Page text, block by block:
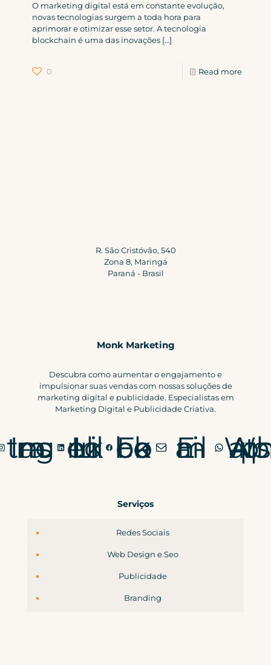
O marketing digital está em constante evolução,
novas tecnologias surgem a toda hora para
aprimorar e otimizar esse setor. A tecnologia
blockchain é uma das inovações […]
0 Read more
R. São Cristóvão, 540
Zona 8, Maringá
Paraná - Brasil
Monk Marketing
Descubra como aumentar o engajamento e
impulsionar suas vendas com nossas soluções de
marketing digital e publicidade. Especialistas em
Marketing Digital e Publicidade Criativa.
Instagram LinkedIn Facebook E-mail WhatsApp
Serviços
Redes Sociais
Web Design e Seo
Publicidade
Branding